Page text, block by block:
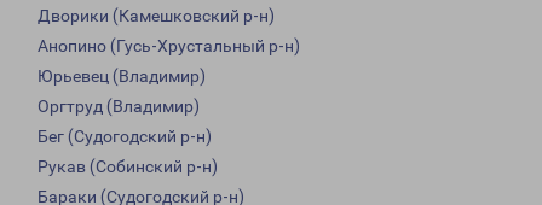
Дворики (Камешковский р-н)
Анопино (Гусь-Хрустальный р-н)
Юрьевец (Владимир)
Оргтруд (Владимир)
Бег (Судогодский р-н)
Рукав (Собинский р-н)
Бараки (Судогодский р-н)